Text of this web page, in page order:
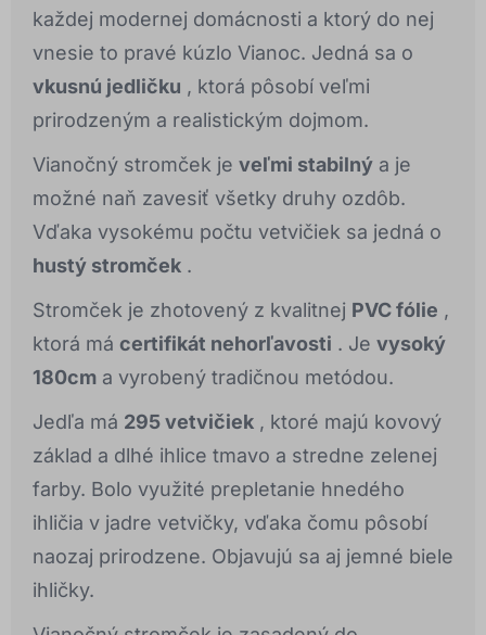
každej modernej domácnosti a ktorý do nej
vnesie to pravé kúzlo Vianoc. Jedná sa o
vkusnú jedličku , ktorá pôsobí veľmi
prirodzeným a realistickým dojmom.
Vianočný stromček je veľmi stabilný a je
možné naň zavesiť všetky druhy ozdôb.
Vďaka vysokému počtu vetvičiek sa jedná o
hustý stromček .
Stromček je zhotovený z kvalitnej PVC fólie ,
ktorá má certifikát nehorľavosti . Je vysoký
180cm a vyrobený tradičnou metódou.
Jedľa má 295 vetvičiek , ktoré majú kovový
základ a dlhé ihlice tmavo a stredne zelenej
farby. Bolo využité prepletanie hnedého
ihličia v jadre vetvičky, vďaka čomu pôsobí
naozaj prirodzene. Objavujú sa aj jemné biele
ihličky.